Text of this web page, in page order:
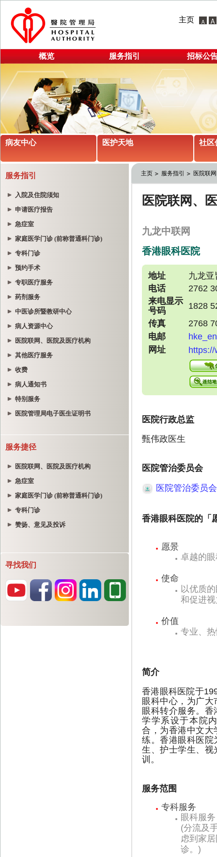
主页
概览 服务指引 招标公
病友中心 医护天地 社区
服务指引
入院及住院须知
申请医疗报告
急症室
家庭医学门诊 (前称普通科门诊)
专科门诊
预约手术
专职医疗服务
药剂服务
中医诊所暨教研中心
病人资源中心
医院联网、医院及医疗机构
其他医疗服务
收费
病人通知书
特别服务
医院管理局电子医生证明书
服务捷径
医院联网、医院及医疗机构
急症室
家庭医学门诊 (前称普通科门诊)
专科门诊
赞扬、意见及投诉
寻找我们
主页 服务指引 医院联